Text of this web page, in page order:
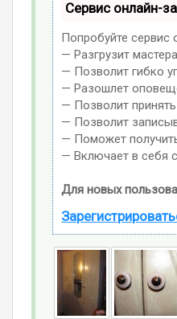
Сервис онлайн-
Попробуйте сервис
— Разгрузит
— Позволит гибко
— Разошлет
— Позволит
— Позволит
— Поможет
— Включает в себя
Для новых